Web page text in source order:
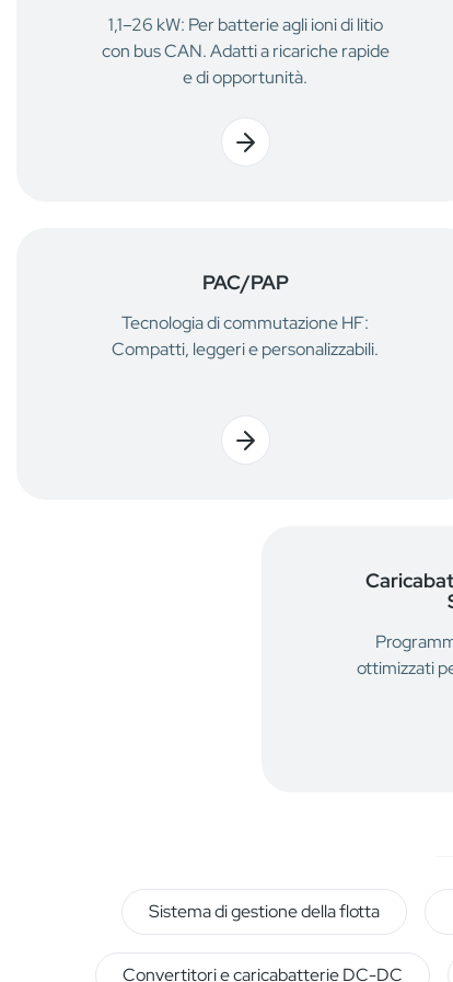
1,1–26 kW: Per batterie agli ioni di litio
con bus CAN. Adatti a ricariche rapide
e di opportunità.
PAC/PAP
Tecnologia di commutazione HF:
Compatti, leggeri e personalizzabili.
ottimizzati
Sistema di gestione della flotta
Convertitori e caricabatterie DC-DC